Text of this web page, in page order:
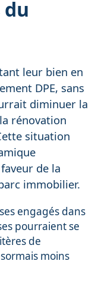
leur bien en
DPE, sans
diminuer la
rénovation
situation
de la
immobilier.
engagés dans
pourraient se
de
moins